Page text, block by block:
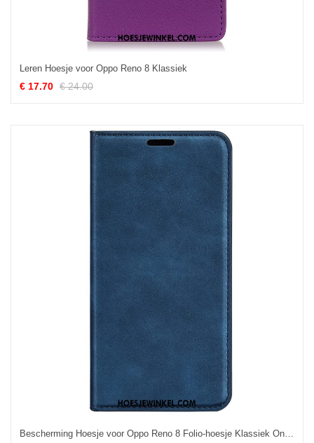
Leren Hoesje voor Oppo Reno 8 Klassiek
€ 17.70 € 24.00
Bescherming Hoesje voor Oppo Reno 8 Folio-hoesje Klassiek Ontwerp